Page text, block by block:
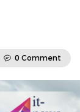
0 Comment